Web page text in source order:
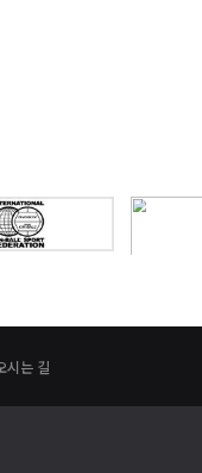
시는 길